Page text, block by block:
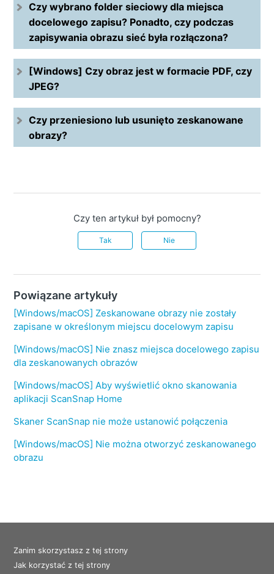
Czy wybrano folder sieciowy dla miejsca
docelowego zapisu? Ponadto, czy podczas
zapisywania obrazu sieć była rozłączona?
[Windows] Czy obraz jest w formacie PDF, czy
JPEG?
Czy przeniesiono lub usunięto zeskanowane
obrazy?
Czy ten artykuł był pomocny?
Tak Nie
Powiązane artykuły
[Windows/macOS] Zeskanowane obrazy nie zostały
zapisane w określonym miejscu docelowym zapisu
[Windows/macOS] Nie znasz miejsca docelowego zapisu
dla zeskanowanych obrazów
[Windows/macOS] Aby wyświetlić okno skanowania
aplikacji ScanSnap Home
Skaner ScanSnap nie może ustanowić połączenia
[Windows/macOS] Nie można otworzyć zeskanowanego
obrazu
Zanim skorzystasz z tej strony
Jak korzystać z tej strony